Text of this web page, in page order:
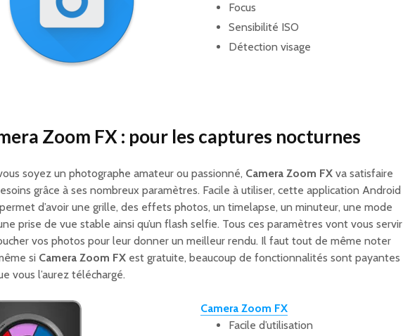
Focus
Sensibilité ISO
Détection visage
Zoom FX : pour les captures nocturnes
soyez un photographe amateur ou passionné, Camera Zoom FX va satisfaire
grâce à ses nombreux paramètres. Facile à utiliser, cette application Android
d’avoir une grille, des effets photos, un timelapse, un minuteur, une mode
prise de vue stable ainsi qu’un flash selfie. Tous ces paramètres vont vous servir
vos photos pour leur donner un meilleur rendu. Il faut tout de même noter
si Camera Zoom FX est gratuite, beaucoup de fonctionnalités sont payantes
vous l’aurez téléchargé.
Camera Zoom FX
Facile d’utilisation